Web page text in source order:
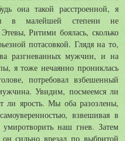
она такой расстроенной, я
в малейшей степени не
Ритими боялась, сколько
потасовкой. Глядя на то,
разгневанных мужчин, и на
я тоже нечаянно прониклась
потребовал взбешенный
Увидим, посмеемся ли
ли ярость. Мы оба разозлены,
взвешивая в
наш гнев. Затем
сильно врезал по выбритой